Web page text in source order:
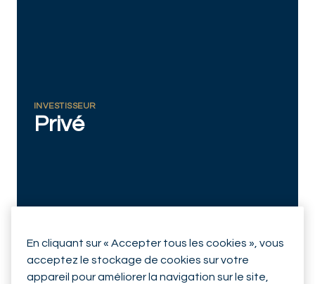
INVESTISSEUR
Privé
En cliquant sur « Accepter tous les cookies », vous
acceptez le stockage de cookies sur votre
appareil pour améliorer la navigation sur le site,